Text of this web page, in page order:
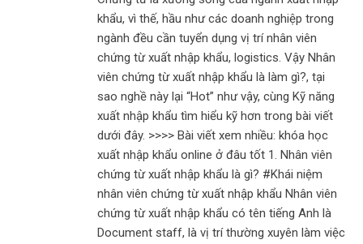
khẩu, vì thế, hầu như các doanh nghiệp trong
ngành đều cần tuyển dụng vị trí nhân viên
chứng từ xuất nhập khẩu, logistics. Vậy Nhân
viên chứng từ xuất nhập khẩu là làm gì?, tại
sao nghề này lại “Hot” như vậy, cùng Kỹ năng
xuất nhập khẩu tìm hiểu kỹ hơn trong bài viết
dưới đây. >>>> Bài viết xem nhiều: khóa học
xuất nhập khẩu online ở đâu tốt 1. Nhân viên
chứng từ xuất nhập khẩu là gì? #Khái niệm
nhân viên chứng từ xuất nhập khẩu Nhân viên
chứng từ xuất nhập khẩu có tên tiếng Anh là
Document staff, là vị trí thường xuyên làm việc